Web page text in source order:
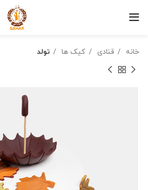
خانه قنادی کیک ها تولد